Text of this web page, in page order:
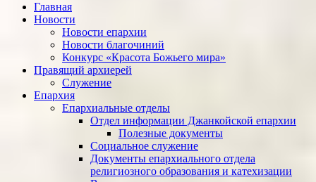
Главная
Новости
Новости епархии
Новости благочиний
Конкурс «Красота Божьего мира»
Правящий архиерей
Служение
Епархия
Епархиальные отделы
Отдел информации Джанкойской епархии
Полезные документы
Социальное служение
Документы епархиального отдела
религиозного образования и катехизации